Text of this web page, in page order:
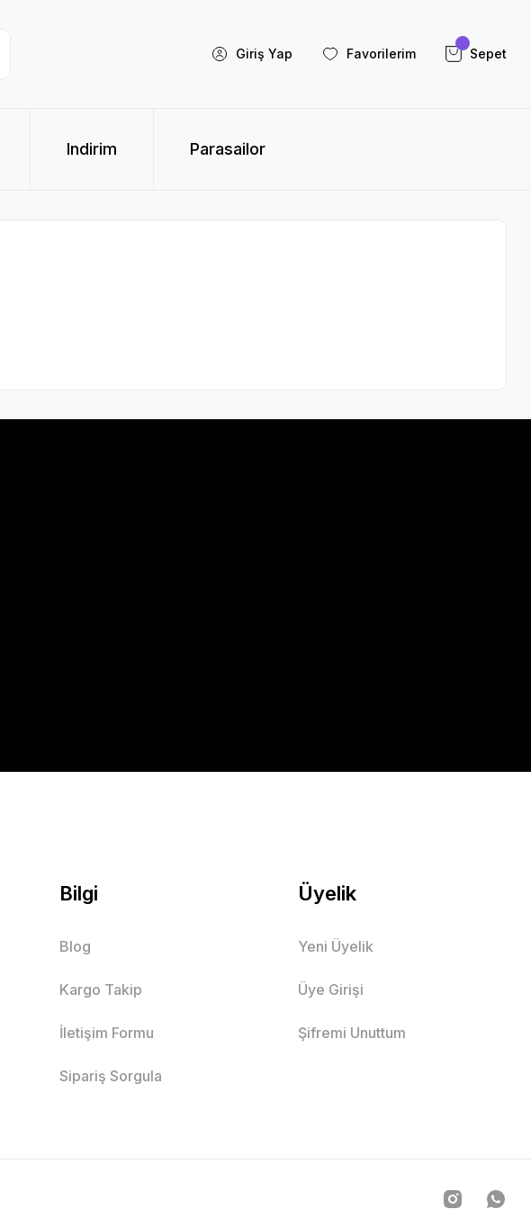
Giriş Yap Favorilerim Sepet
Indirim Parasailor
Bilgi
Blog
Kargo Takip
İletişim Formu
Sipariş Sorgula
Üyelik
Yeni Üyelik
Üye Girişi
Şifremi Unuttum